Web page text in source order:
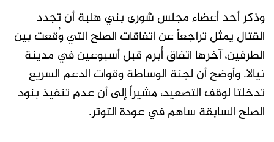
وذكر أحد أعضاء مجلس شورى بني هلبة أن تجدد
القتال يمثل تراجعاً عن اتفاقات الصلح التي وُقعت بين
الطرفين، آخرها اتفاق أُبرم قبل أسبوعين في مدينة
نيالا. وأوضح أن لجنة الوساطة وقوات الدعم السريع
تدخلتا لوقف التصعيد، مشيراً إلى أن عدم تنفيذ بنود
الصلح السابقة ساهم في عودة التوتر.